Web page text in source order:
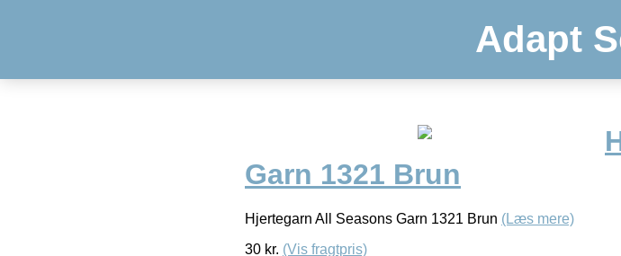
Adapt
Garn 1321 Brun
Hjertegarn All Seasons Garn 1321 Brun (Læs mere)
30 kr. (Vis fragtpris)